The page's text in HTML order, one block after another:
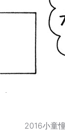
2016小童